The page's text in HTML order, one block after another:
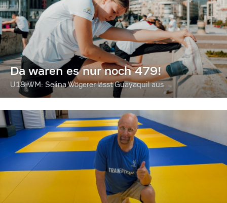
Da waren es nur noch 479!
U18-WM: Selina Wögerer lässt Guayaquil aus